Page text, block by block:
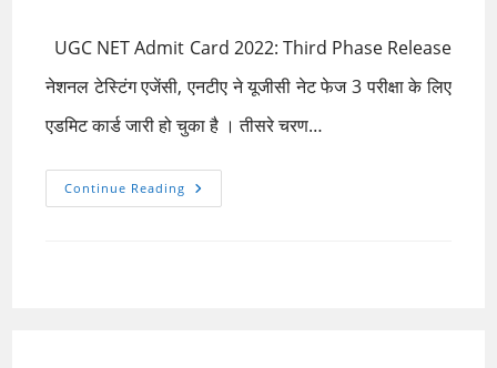
UGC NET Admit Card 2022: Third Phase Release
नेशनल टेस्टिंग एजेंसी, एनटीए ने यूजीसी नेट फेज 3 परीक्षा के लिए
एडमिट कार्ड जारी हो चुका है । तीसरे चरण…
Continue Reading UGC
NET